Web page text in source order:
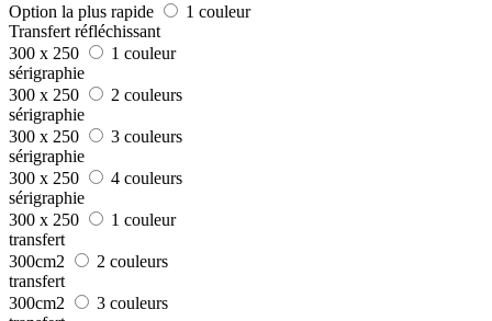
Option la plus rapide
1 couleur
Transfert réfléchissant
300 x 250
1 couleur
sérigraphie
300 x 250
2 couleurs
sérigraphie
300 x 250
3 couleurs
sérigraphie
300 x 250
4 couleurs
sérigraphie
300 x 250
1 couleur
transfert
300cm2
2 couleurs
transfert
300cm2
3 couleurs